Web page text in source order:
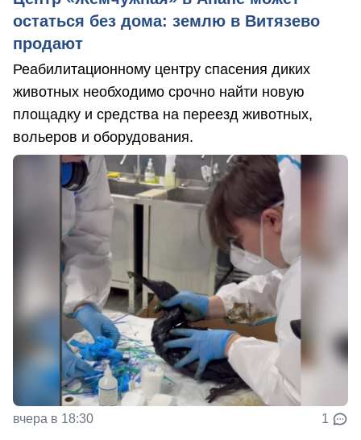
остаться без дома: землю в Витязево
продают
Реабилитационному центру спасения диких
животных необходимо срочно найти новую
площадку и средства на переезд животных,
вольеров и оборудования.
вчера в 18:30 1